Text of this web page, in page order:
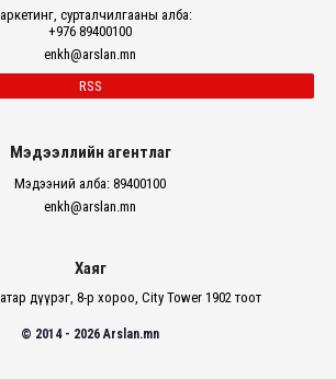
сурталчилгааны алба:
+976 89400100
enkh@arslan.mn
RSS
Мэдээллийн агентлаг
Мэдээний алба: 89400100
enkh@arslan.mn
Хаяг
дүүрэг, 8-р хороо, City Tower 1902 тоот
© 2014 - 2026 Arslan.mn